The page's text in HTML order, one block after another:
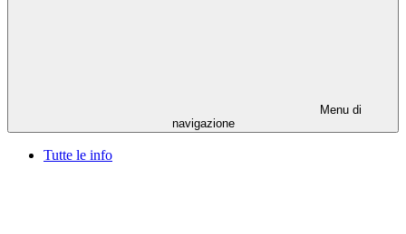
Menu di
navigazione
Tutte le info